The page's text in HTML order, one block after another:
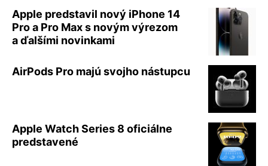
Apple predstavil nový iPhone 14
Pro a Pro Max s novým výrezom
a ďalšími novinkami
AirPods Pro majú svojho nástupcu
Apple Watch Series 8 oficiálne
predstavené